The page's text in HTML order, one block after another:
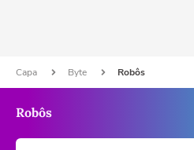
Capa Byte Robôs
Robôs